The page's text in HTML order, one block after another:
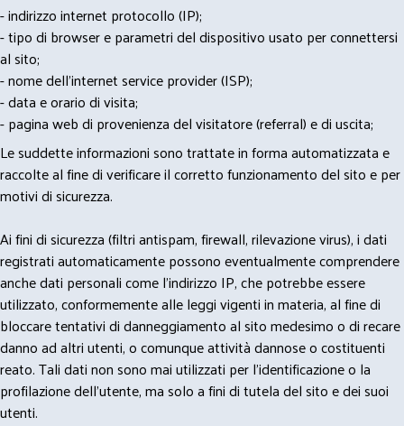
- indirizzo internet protocollo (IP);
- tipo di browser e parametri del dispositivo usato per connettersi
al sito;
- nome dell'internet service provider (ISP);
- data e orario di visita;
- pagina web di provenienza del visitatore (referral) e di uscita;
Le suddette informazioni sono trattate in forma automatizzata e
raccolte al fine di verificare il corretto funzionamento del sito e per
motivi di sicurezza.
Ai fini di sicurezza (filtri antispam, firewall, rilevazione virus), i dati
registrati automaticamente possono eventualmente comprendere
anche dati personali come l'indirizzo IP, che potrebbe essere
utilizzato, conformemente alle leggi vigenti in materia, al fine di
bloccare tentativi di danneggiamento al sito medesimo o di recare
danno ad altri utenti, o comunque attività dannose o costituenti
reato. Tali dati non sono mai utilizzati per l'identificazione o la
profilazione dell'utente, ma solo a fini di tutela del sito e dei suoi
utenti.